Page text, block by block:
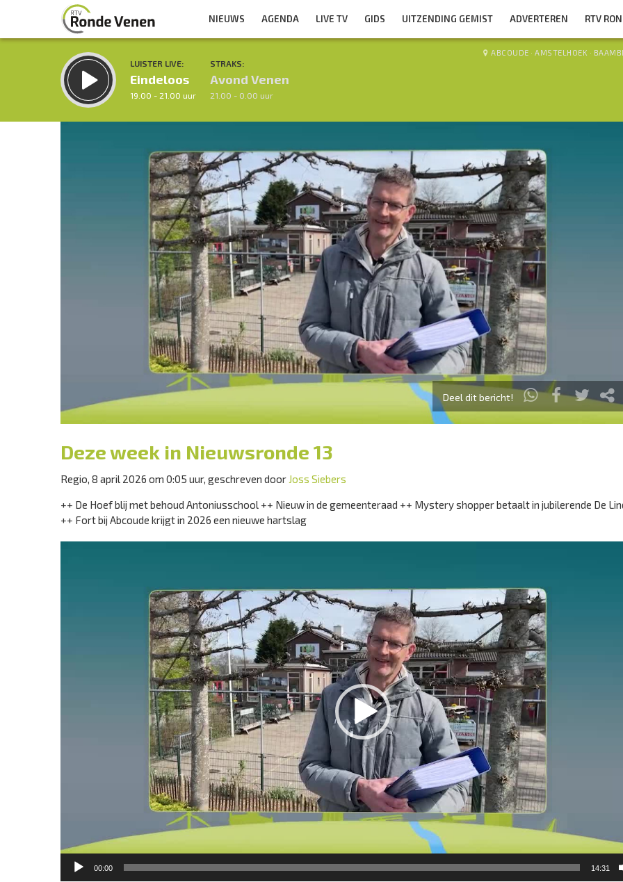
NIEUWS AGENDA LIVE TV GIDS UITZENDING GEMIST ADVERTEREN RTV
LUISTER LIVE:
Eindeloos
19.00 - 21.00 uur
STRAKS:
Avond Venen
21.00 - 0.00 uur
ABCOUDE · AMSTELHOEK ·
Deel dit bericht!
Deze week in Nieuwsronde 13
Regio, 8 april 2026 om 0:05 uur, geschreven door Joss Siebers
++ De Hoef blij met behoud Antoniusschool ++ Nieuw in de gemeenteraad ++ Mystery shopper betaalt in jubilerende De
++ Fort bij Abcoude krijgt in 2026 een nieuwe hartslag
00:00 14:31